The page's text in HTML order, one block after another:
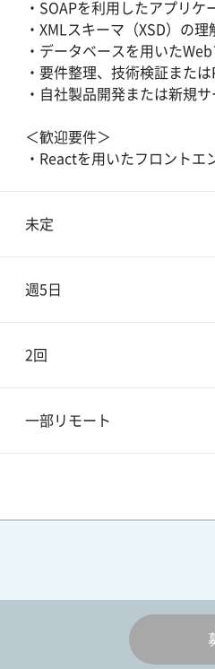
・SOAPを利用したアプリケ
・XMLスキーマ（XSD）の
・データベースを用いた
・要件整理、技術検証また
・自社製品開発または新規
＜歓迎要件＞
・Reactを用いたフロントエ
未定
週5日
2回
一部リモート